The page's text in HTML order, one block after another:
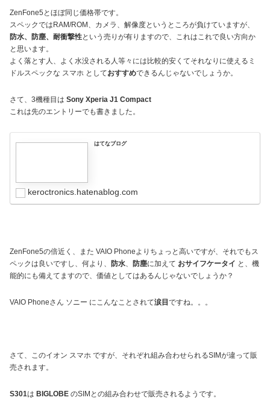
ZenFone5とほぼ同じ価格帯です。
スペックではRAM/ROM、カメラ、解像度というところが負けていますが、
防水、防塵、耐衝撃性という売りが有りますので、これはこれで良い方向か
と思います。
よく落とす人、よく水没される人等々には比較的安くてそれなりに使えるミ
ドルスペックな スマホ としておすすめできるんじゃないでしょうか。
さて、3機種目は Sony Xperia J1 Compact
これは先のエントリーでも書きました。
はてなブログ
keroctronics.hatenablog.com
ZenFone5の倍近く、また VAIO Phoneよりちょっと高いですが、それでもス
ペックは良いですし、何より、 防水、 防塵に加えて おサイフケータイ と、機
能的にも備えてますので、価値としてはあるんじゃないでしょうか？
VAIO Phoneさん ソニー にこんなことされて涙目ですね。。。
さて、このイオン スマホ ですが、それぞれ組み合わせられるSIMが違って販
売されます。
S301は BIGLOBE のSIMとの組み合わせで販売されるようです。